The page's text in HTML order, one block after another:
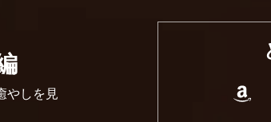
やしを見